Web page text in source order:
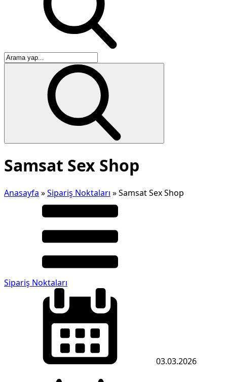
Samsat Sex Shop
Anasayfa »Sipariş Noktaları »Samsat Sex Shop
Sipariş Noktaları
03.03.2026